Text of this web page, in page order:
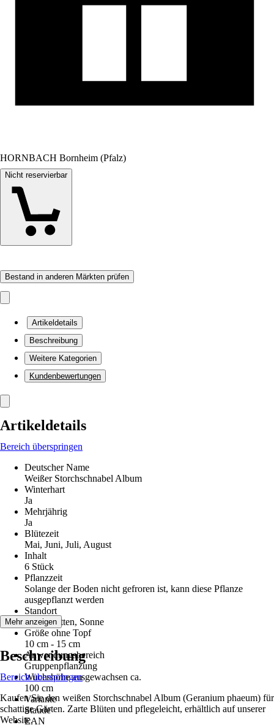
HORNBACH Bornheim (Pfalz)
Nicht reservierbar
Bestand in anderen Märkten prüfen
Artikeldetails
Beschreibung
Weitere Kategorien
Kundenbewertungen
Artikeldetails
Bereich überspringen
Deutscher Name
Weißer Storchschnabel Album
Winterhart
Ja
Mehrjährig
Ja
Blütezeit
Mai, Juni, Juli, August
Inhalt
6 Stück
Pflanzzeit
Solange der Boden nicht gefroren ist, kann diese Pflanze
ausgepflanzt werden
Standort
Halbschatten, Sonne
Größe ohne Topf
10 cm - 15 cm
Anwendungsbereich
Gruppenpflanzung
Wuchshöhe ausgewachsen ca.
100 cm
Variante
Staude
EAN
Mehr anzeigen
Beschreibung
Bereich überspringen
Kaufen Sie den weißen Storchschnabel Album (Geranium phaeum) für
schattige Gärten. Zarte Blüten und pflegeleicht, erhältlich auf unserer
Website.